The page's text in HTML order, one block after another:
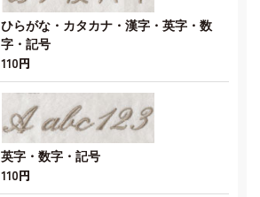
ひらがな・カタカナ・漢字・英字・数
字・記号
110円
英字・数字・記号
110円